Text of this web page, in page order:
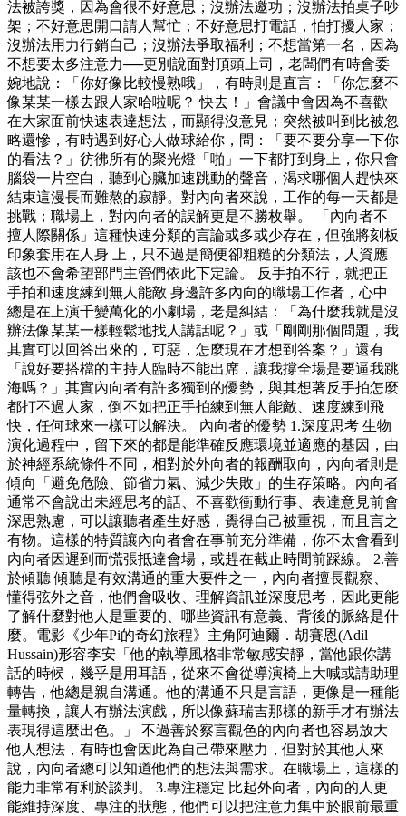
法被誇獎，因為會很不好意思；沒辦法邀功；沒辦法拍桌子吵
架；不好意思開口請人幫忙；不好意思打電話，怕打擾人家；
沒辦法用力行銷自己；沒辦法爭取福利；不想當第一名，因為
不想要太多注意力──更別說面對頂頭上司，老闆們有時會委
婉地說：「你好像比較慢熟哦」，有時則是直言：「你怎麼不
像某某一樣去跟人家哈啦呢？ 快去！」會議中會因為不喜歡
在大家面前快速表達想法，而顯得沒意見；突然被叫到比被忽
略還慘，有時遇到好心人做球給你，問：「要不要分享一下你
的看法？」彷彿所有的聚光燈「啪」一下都打到身上，你只會
腦袋一片空白，聽到心臟加速跳動的聲音，渴求哪個人趕快來
結束這漫長而難熬的寂靜。對內向者來說，工作的每一天都是
挑戰；職場上，對內向者的誤解更是不勝枚舉。 「內向者不
擅人際關係」這種快速分類的言論或多或少存在，但強將刻板
印象套用在人身 上，只不過是簡便卻粗糙的分類法，人資應
該也不會希望部門主管們依此下定論。 反手拍不行，就把正
手拍和速度練到無人能敵 身邊許多內向的職場工作者，心中
總是在上演千變萬化的小劇場，老是糾結：「為什麼我就是沒
辦法像某某一樣輕鬆地找人講話呢？」或「剛剛那個問題，我
其實可以回答出來的，可惡，怎麼現在才想到答案？」還有
「說好要搭檔的主持人臨時不能出席，讓我撐全場是要逼我跳
海嗎？」其實內向者有許多獨到的優勢，與其想著反手拍怎麼
都打不過人家，倒不如把正手拍練到無人能敵、速度練到飛
快，任何球來一樣可以解決。 內向者的優勢 1.深度思考 生物
演化過程中，留下來的都是能準確反應環境並適應的基因，由
於神經系統條件不同，相對於外向者的報酬取向，內向者則是
傾向「避免危險、節省力氣、減少失敗」的生存策略。內向者
通常不會說出未經思考的話、不喜歡衝動行事、表達意見前會
深思熟慮，可以讓聽者產生好感，覺得自己被重視，而且言之
有物。這樣的特質讓內向者會在事前充分準備，你不太會看到
內向者因遲到而慌張抵達會場，或趕在截止時間前踩線。 2.善
於傾聽 傾聽是有效溝通的重大要件之一，內向者擅長觀察、
懂得弦外之音，他們會吸收、理解資訊並深度思考，因此更能
了解什麼對他人是重要的、哪些資訊有意義、背後的脈絡是什
麼。電影《少年Pi的奇幻旅程》主角阿迪爾．胡賽恩(Adil
Hussain)形容李安「他的執導風格非常敏感安靜，當他跟你講
話的時候，幾乎是用耳語，從來不會從導演椅上大喊或請助理
轉告，他總是親自溝通。他的溝通不只是言語，更像是一種能
量轉換，讓人有辦法演戲，所以像蘇瑞吉那樣的新手才有辦法
表現得這麼出色。」 不過善於察言觀色的內向者也容易放大
他人想法，有時也會因此為自己帶來壓力，但對於其他人來
說，內向者總可以知道他們的想法與需求。在職場上，這樣的
能力非常有利於談判。 3.專注穩定 比起外向者，內向的人更
能維持深度、專注的狀態，他們可以把注意力集中於眼前最重